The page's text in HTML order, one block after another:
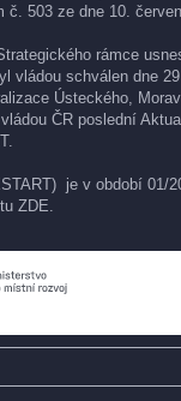
503 ze dne 10.
rámce
vládou schválen dne
Ústeckého,
ČR poslední
je v období
ZDE.